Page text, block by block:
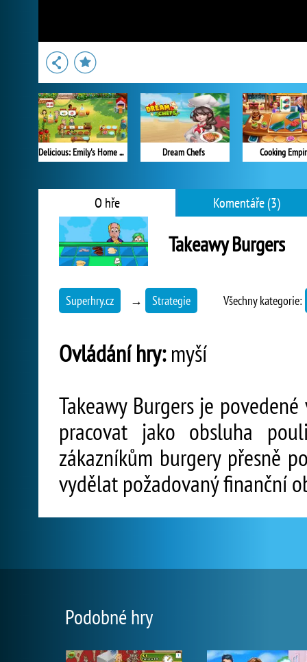
Delicious: Emily's Home Sweet Home Dream Chefs Cooking
O hře Komentáře (3)
Takeawy Burgers
Superhry.cz → Strategie Všechny kategorie:
Ovládání hry:myší
Takeawy Burgers je
pracovat jako obsluha
zákazníkům burgery přesně
vydělat požadovaný finanční
Podobné hry